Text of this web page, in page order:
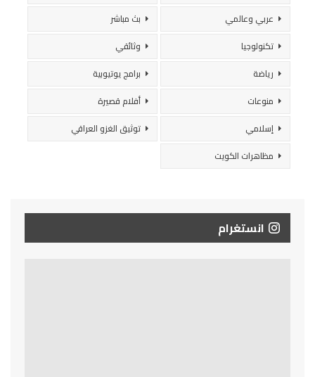
عربي وعالمي
بث مباشر
تكنولوجيا
وثائقي
رياضة
برامج يوتيوبية
منوعات
أفلام قصيرة
إسلامي
توثيق الغزو العراقي
مظاهرات الكويت
انستغرام